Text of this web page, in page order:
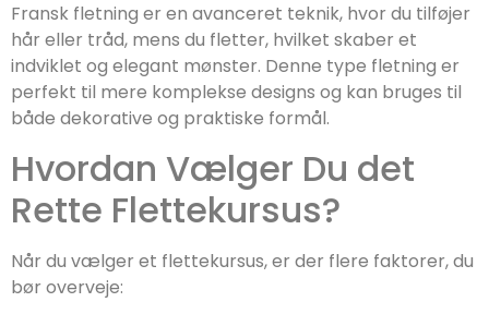
Fransk fletning er en avanceret teknik, hvor du tilføjer
hår eller tråd, mens du fletter, hvilket skaber et
indviklet og elegant mønster. Denne type fletning er
perfekt til mere komplekse designs og kan bruges til
både dekorative og praktiske formål.
Hvordan Vælger Du det
Rette Flettekursus?
Når du vælger et flettekursus, er der flere faktorer, du
bør overveje: